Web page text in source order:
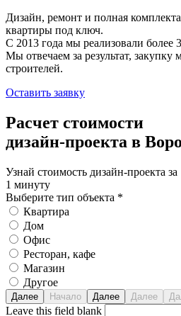
Дизайн, ремонт и полная
квартиры под ключ.
С 2013 года мы реализовали более
Мы отвечаем за результат, закупку
строителей.
Оставить заявку
Расчет стоимости
дизайн-проекта в
Узнай стоимость дизайн-проекта за
1 минуту
Выберите тип объекта *
Квартира
Дом
Офис
Ресторан, кафе
Магазин
Другое
Leave this field blank